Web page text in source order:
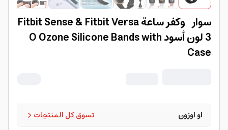
سوار وكفر ساعة Fitbit Sense & Fitbit Versa
3 لون أسود O Ozone Silicone Bands with
Case
تسوق كل المنتجات او اوزون